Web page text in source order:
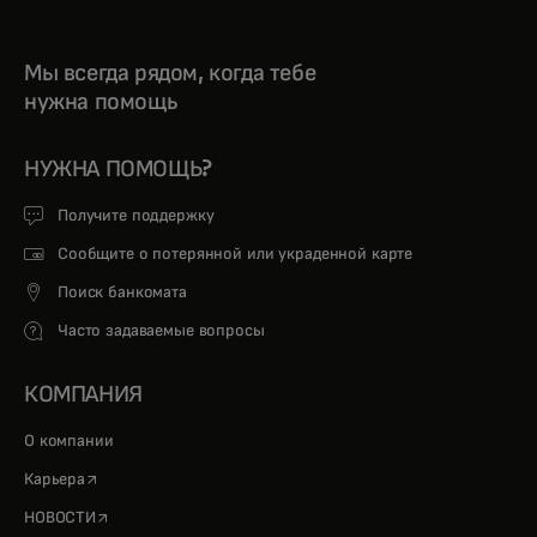
Мы всегда рядом, когда тебе
нужна помощь
НУЖНА ПОМОЩЬ?
Получите поддержку
Сообщите о потерянной или украденной карте
Поиск банкомата
Часто задаваемые вопросы
КОМПАНИЯ
О компании
Карьера opens in a new tab
НОВОСТИ opens in a new tab